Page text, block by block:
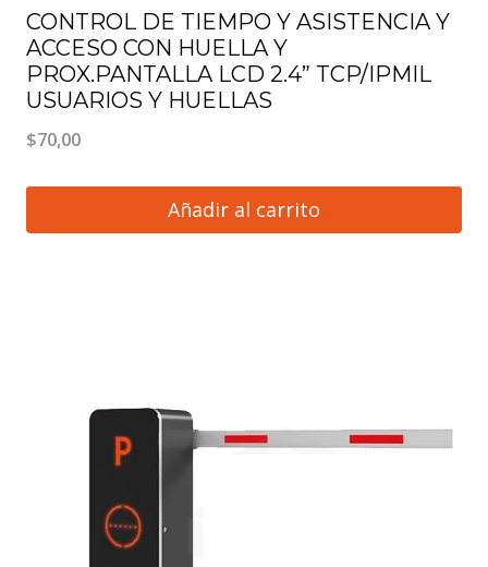
CONTROL DE TIEMPO Y ASISTENCIA Y
ACCESO CON HUELLA Y
PROX.PANTALLA LCD 2.4” TCP/IPMIL
USUARIOS Y HUELLAS
$70,00
Añadir al carrito